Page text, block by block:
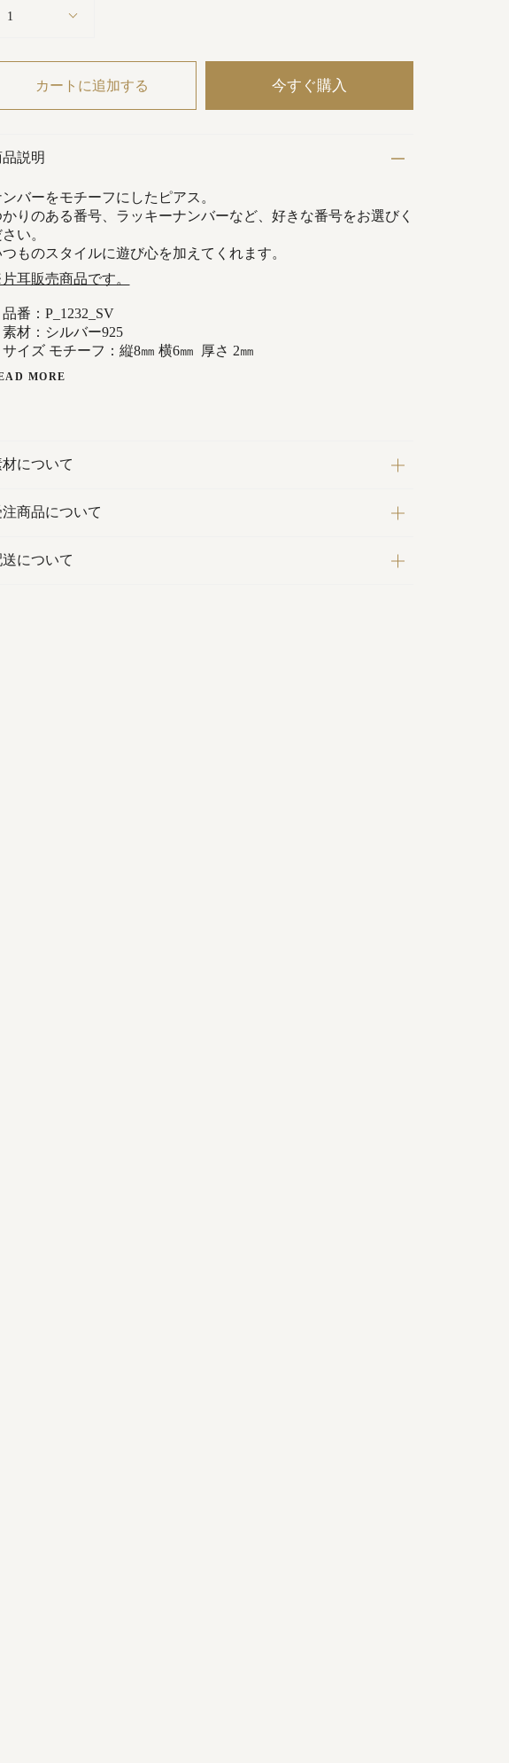
1
カートに追加する 今すぐ購入
説明
バーをモチーフにしたピアス。
かりのある番号、ラッキーナンバーなど、好きな番号をお選びく
い。
つものスタイルに遊び心を加えてくれます。
耳販売商品です。
品番：P_1232_SV
素材：シルバー925
サイズ モチーフ：縦8㎜ 横6㎜ 厚さ 2㎜
MORE
について
注商品について
について